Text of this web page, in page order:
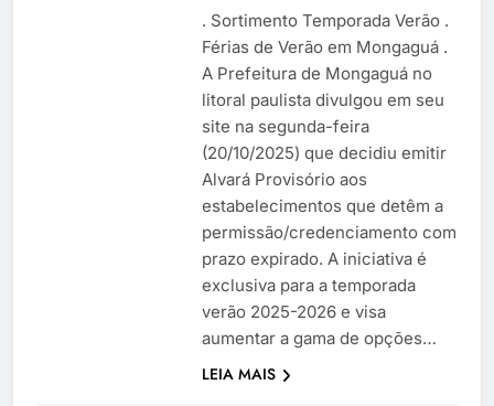
. Sortimento Temporada Verão .
Férias de Verão em Mongaguá .
A Prefeitura de Mongaguá no
litoral paulista divulgou em seu
site na segunda-feira
(20/10/2025) que decidiu emitir
Alvará Provisório aos
estabelecimentos que detêm a
permissão/credenciamento com
prazo expirado. A iniciativa é
exclusiva para a temporada
verão 2025-2026 e visa
aumentar a gama de opções…
LEIA MAIS